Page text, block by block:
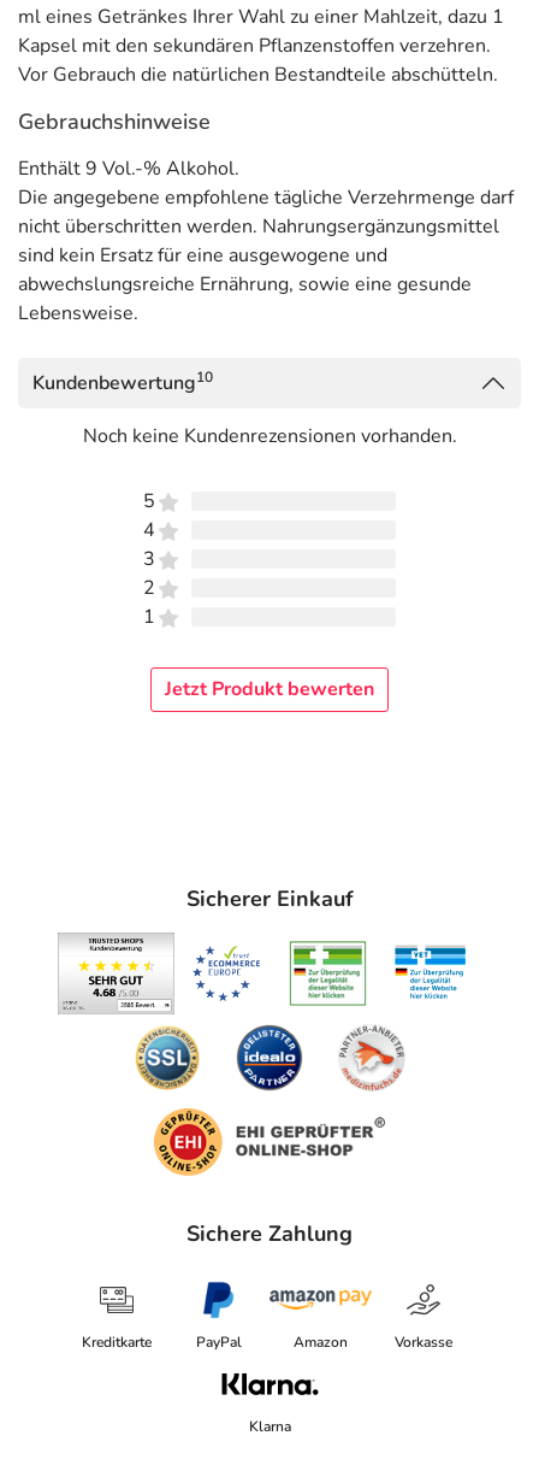
ml eines Getränkes Ihrer Wahl zu einer Mahlzeit, dazu 1
Kapsel mit den sekundären Pflanzenstoffen verzehren.
Vor Gebrauch die natürlichen Bestandteile abschütteln.
Gebrauchshinweise
Enthält 9 Vol.-% Alkohol.
Die angegebene empfohlene tägliche Verzehrmenge darf
nicht überschritten werden. Nahrungsergänzungsmittel
sind kein Ersatz für eine ausgewogene und
abwechslungsreiche Ernährung, sowie eine gesunde
Lebensweise.
Kundenbewertung10
Noch keine Kundenrezensionen vorhanden.
5
4
3
2
1
Jetzt Produkt bewerten
Sicherer Einkauf
Sichere Zahlung
Kreditkarte PayPal Amazon Vorkasse
Klarna